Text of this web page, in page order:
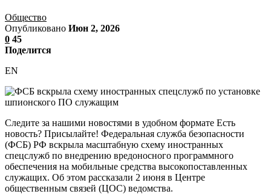
Общество
Опубликовано Июн 2, 2026
0 45
Поделится
EN
Следите за нашими новостями в удобном формате Есть
новость? Присылайте! Федеральная служба безопасности
(ФСБ) РФ вскрыла масштабную схему иностранных
спецслужб по внедрению вредоносного программного
обеспечения на мобильные средства высокопоставленных
служащих. Об этом рассказали 2 июня в Центре
общественным связей (ЦОС) ведомства.